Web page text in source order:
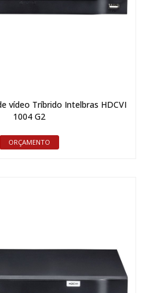
vídeo Tríbrido Intelbras HDCVI
1004 G2
ORÇAMENTO